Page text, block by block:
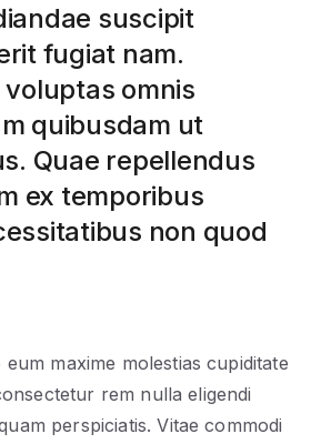
suscipit
fugiat nam.
omnis
quibusdam ut
Quae repellendus
ex temporibus
non quod
maxime molestias cupiditate
rem nulla eligendi
perspiciatis. Vitae commodi